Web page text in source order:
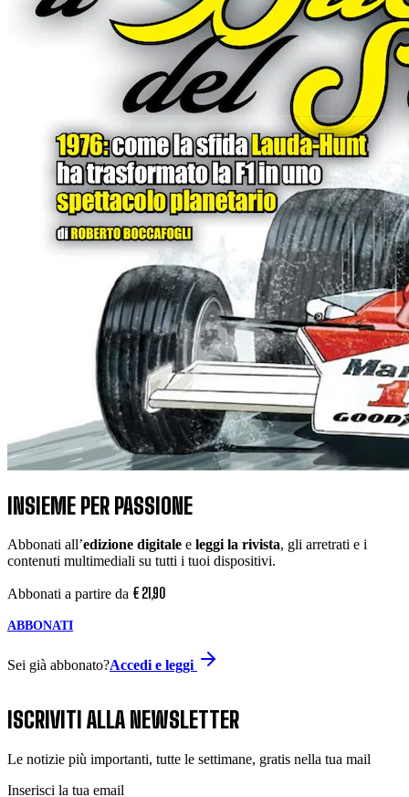
INSIEME PER PASSIONE
Abbonati all’edizione digitale e leggi la rivista, gli arretrati e i
contenuti multimediali su tutti i tuoi dispositivi.
Abbonati a partire da € 21,90
ABBONATI
Sei già abbonato?Accedi e leggi
ISCRIVITI ALLA NEWSLETTER
Le notizie più importanti, tutte le settimane, gratis nella tua mail
Inserisci la tua email